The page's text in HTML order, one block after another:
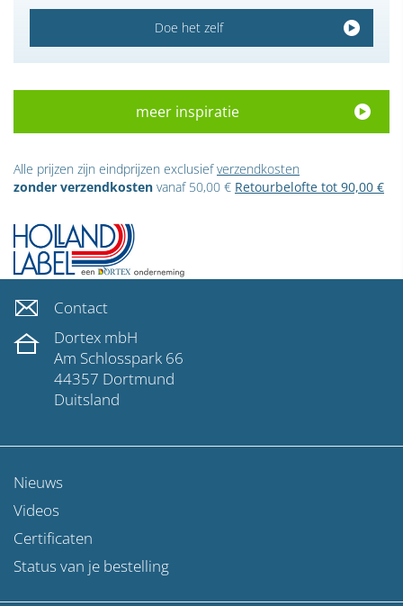
Doe het zelf
meer inspiratie
Alle prijzen zijn eindprijzen exclusiefverzendkosten
zonder verzendkosten vanaf 50,00 € Retourbelofte tot 90,00 €
Contact
Dortex mbH
Am Schlosspark 66
44357 Dortmund
Duitsland
Nieuws
Videos
Certificaten
Status van je bestelling